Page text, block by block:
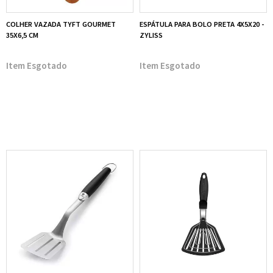
COLHER VAZADA TYFT GOURMET
35X6,5 CM
Esgotado
ESPÁTULA PARA BOLO PRETA 4X5X20 -
ZYLISS
Esgotado